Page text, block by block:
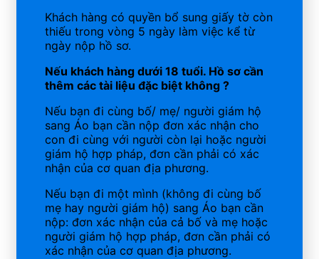
Khách hàng có quyền bổ sung giấy tờ còn
thiếu trong vòng 5 ngày làm việc kể từ
ngày nộp hồ sơ.
Nếu khách hàng dưới 18 tuổi. Hồ sơ cần
thêm các tài liệu đặc biệt không ?
Nếu bạn đi cùng bố/ mẹ/ người giám hộ
sang Áo bạn cần nộp đơn xác nhận cho
con đi cùng với người còn lại hoặc người
giám hộ hợp pháp, đơn cần phải có xác
nhận của cơ quan địa phương.
Nếu bạn đi một mình (không đi cùng bố
mẹ hay người giám hộ) sang Áo bạn cần
nộp: đơn xác nhận của cả bố và mẹ hoặc
người giám hộ hợp pháp, đơn cần phải có
xác nhận của cơ quan địa phương.